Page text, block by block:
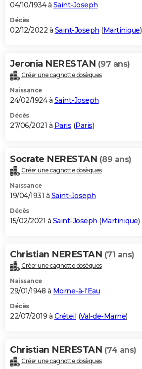
04/10/1934 à Saint-Joseph
Décès
02/12/2022 à Saint-Joseph (Martinique)
Jeronia NERESTAN (97 ans)
Créer une cagnotte obsèques
Naissance
24/02/1924 à Saint-Joseph
Décès
27/06/2021 à Paris (Paris)
Socrate NERESTAN (89 ans)
Créer une cagnotte obsèques
Naissance
19/04/1931 à Saint-Joseph
Décès
15/02/2021 à Saint-Joseph (Martinique)
Christian NERESTAN (71 ans)
Créer une cagnotte obsèques
Naissance
29/01/1948 à Morne-à-l'Eau
Décès
22/07/2019 à Créteil (Val-de-Marne)
Christian NERESTAN (74 ans)
Créer une cagnotte obsèques